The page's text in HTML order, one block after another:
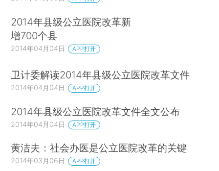
2014年县级公立医院改革新
增700个县
2014年04月04日 APP打开
卫计委解读2014年县级公立医院改革文件
2014年04月04日 APP打开
2014年县级公立医院改革文件全文公布
2014年04月04日 APP打开
黄洁夫：社会办医是公立医院改革的关键
2014年03月06日 APP打开